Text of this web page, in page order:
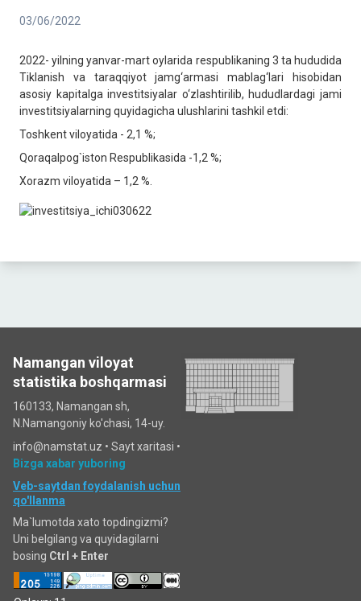
03/06/2022
2022- yilning yanvar-mart oylarida respublikaning 3 ta hududida
Tiklanish va taraqqiyot jamg‘armasi mablag‘lari hisobidan
asosiy kapitalga investitsiyalar o‘zlashtirilib, hududlardagi jami
investitsiyalarning quyidagicha ulushlarini tashkil etdi:
Toshkent viloyatida - 2,1 %;
Qoraqalpog`iston Respublikasida -1,2 %;
Xorazm viloyatida – 1,2 %.
Namangan viloyat
statistika boshqarmasi
160133, Namangan sh,
N.Namangoniy ko'chasi, 14-uy.
info@namstat.uz • Sayt xaritasi •
Bizga xabar yuboring
Veb-saytdan foydalanish uchun
qo'llanma
Ma`lumotda xato topdingizmi?
Uni belgilang va quyidagilarni
bosing Ctrl + Enter